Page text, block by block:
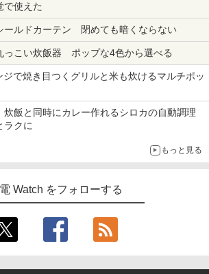
使えた
ールドカーテン 閉めても暗くならない
っこい炊飯器 ポップな4色から選べる
で焼き目つくグリルと米も炊けるマルチポッ
炊飯と同時にカレー作れるシロカの自動調理
ラクに
もっと見る
Watch をフォローする